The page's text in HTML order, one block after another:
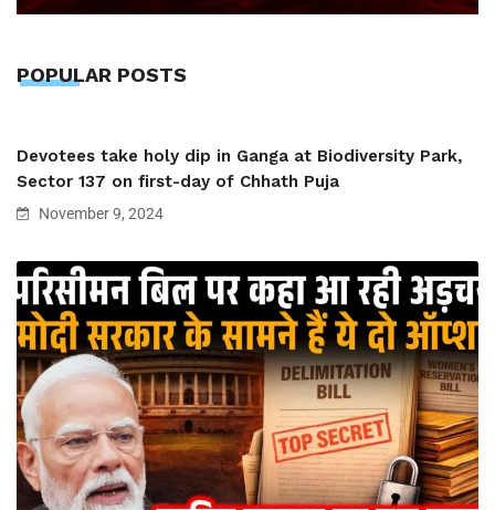
POPULAR POSTS
Devotees take holy dip in Ganga at Biodiversity Park,
Sector 137 on first-day of Chhath Puja
November 9, 2024